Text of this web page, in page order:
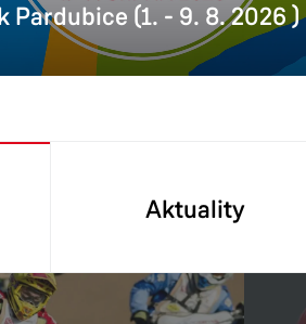
Pardubice (1. - 9. 8. 2026 )
Aktuality